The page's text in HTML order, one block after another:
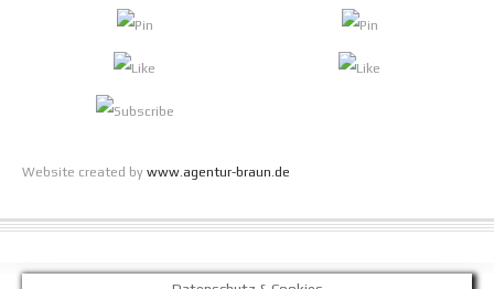
Website created by www.agentur-braun.de